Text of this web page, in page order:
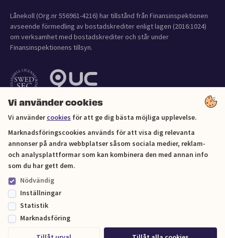
Vi använder cookies
Vi användercookies för att ge dig bästa möjliga upplevelse.
Marknadsföringscookies används för att visa dig relevanta
annonser på andra webbplatser såsom sociala medier, reklam-
och analysplattformar som kan kombinera den med annan info
som du har gett dem.
Nödvändig
Inställningar
Statistik
Marknadsföring
Lånekoll (Org.nr 556961-4216) har tillstånd från Finansinspektionen
avseende förmedling av bostadskrediter enligt lagen (2016:1024)
om verksamhet med bostadskrediter och står under
Finansinspektionens tillsyn.
Cookies
Sitemap
© Lånekoll 2026